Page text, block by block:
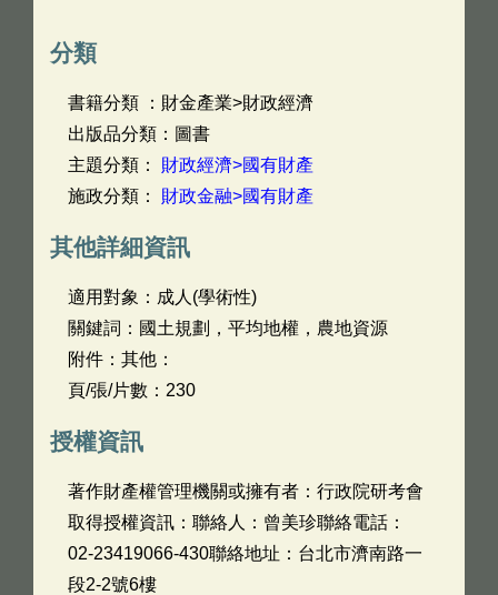
分類
書籍分類 ：財金產業>財政經濟
出版品分類：圖書
主題分類： 財政經濟>國有財產
施政分類： 財政金融>國有財產
其他詳細資訊
適用對象：成人(學術性)
關鍵詞：國土規劃，平均地權，農地資源
附件：其他：
頁/張/片數：230
授權資訊
著作財產權管理機關或擁有者：行政院研考會
取得授權資訊：聯絡人：曾美珍聯絡電話：
02-23419066-430聯絡地址：台北市濟南路一
段2-2號6樓